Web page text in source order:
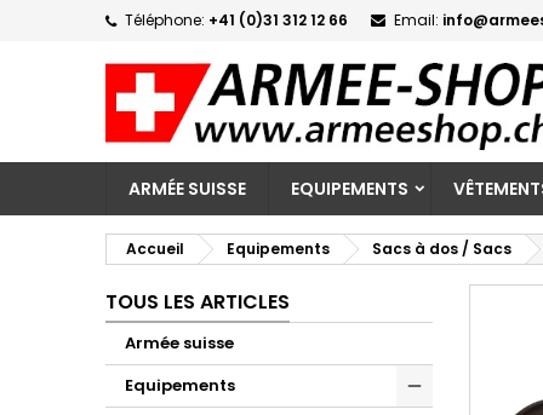
Téléphone: +41 (0)31 312 12 66 Email:
ARMÉE SUISSE EQUIPEMENTS
Accueil Equipements Sacs à dos / Sacs
TOUS LES ARTICLES
Armée suisse
Equipements
add_circle_outline